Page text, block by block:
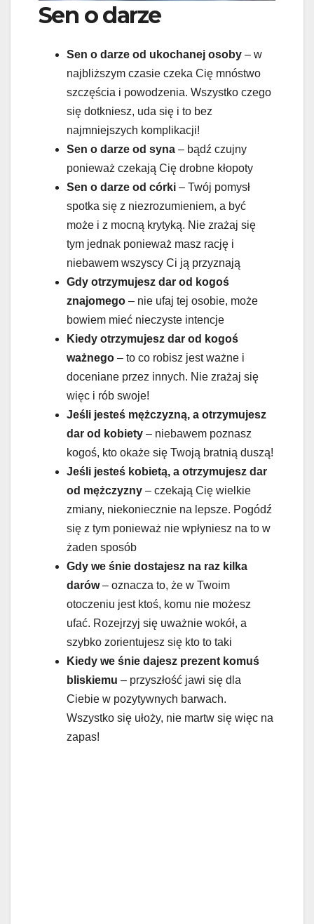
Sen o darze
Sen o darze od ukochanej osoby – w
najbliższym czasie czeka Cię mnóstwo
szczęścia i powodzenia. Wszystko czego
się dotkniesz, uda się i to bez
najmniejszych komplikacji!
Sen o darze od syna – bądź czujny
ponieważ czekają Cię drobne kłopoty
Sen o darze od córki – Twój pomysł
spotka się z niezrozumieniem, a być
może i z mocną krytyką. Nie zrażaj się
tym jednak ponieważ masz rację i
niebawem wszyscy Ci ją przyznają
Gdy otrzymujesz dar od kogoś
znajomego – nie ufaj tej osobie, może
bowiem mieć nieczyste intencje
Kiedy otrzymujesz dar od kogoś
ważnego – to co robisz jest ważne i
doceniane przez innych. Nie zrażaj się
więc i rób swoje!
Jeśli jesteś mężczyzną, a otrzymujesz
dar od kobiety – niebawem poznasz
kogoś, kto okaże się Twoją bratnią duszą!
Jeśli jesteś kobietą, a otrzymujesz dar
od mężczyzny – czekają Cię wielkie
zmiany, niekoniecznie na lepsze. Pogódź
się z tym ponieważ nie wpłyniesz na to w
żaden sposób
Gdy we śnie dostajesz na raz kilka
darów– oznacza to, że w Twoim
otoczeniu jest ktoś, komu nie możesz
ufać. Rozejrzyj się uważnie wokół, a
szybko zorientujesz się kto to taki
Kiedy we śnie dajesz prezent komuś
bliskiemu – przyszłość jawi się dla
Ciebie w pozytywnych barwach.
Wszystko się ułoży, nie martw się więc na
zapas!